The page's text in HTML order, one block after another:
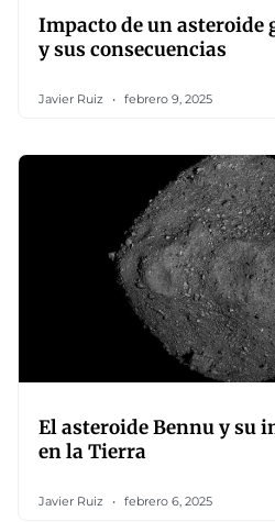
Impacto de un asteroide
y sus consecuencias
Javier Ruiz febrero 9, 2025
El asteroide Bennu y su
en la Tierra
Javier Ruiz febrero 6, 2025